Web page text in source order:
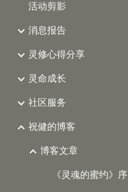
活动剪影
消息报告
灵修心得分享
灵命成长
社区服务
祝健的博客
博客文章
《灵魂的蜜约》序